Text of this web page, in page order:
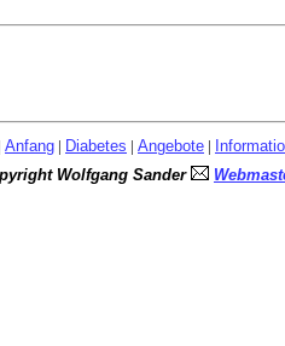
Anfang | Diabetes | Angebote |
Wolfgang Sander